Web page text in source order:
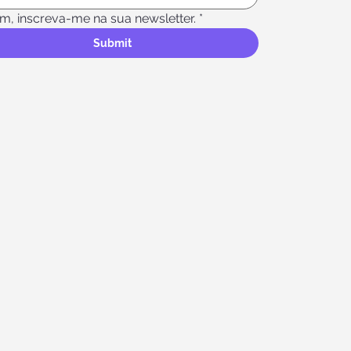
inscreva-me na sua newsletter. *
Submit